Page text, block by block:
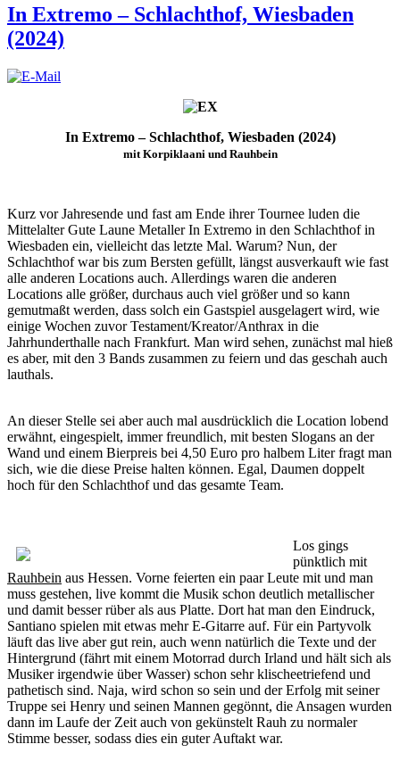
In Extremo – Schlachthof, Wiesbaden
(2024)
In Extremo – Schlachthof, Wiesbaden (2024)
mit Korpiklaani und Rauhbein
Kurz vor Jahresende und fast am Ende ihrer Tournee luden die
Mittelalter Gute Laune Metaller In Extremo in den Schlachthof in
Wiesbaden ein, vielleicht das letzte Mal. Warum? Nun, der
Schlachthof war bis zum Bersten gefüllt, längst ausverkauft wie fast
alle anderen Locations auch. Allerdings waren die anderen
Locations alle größer, durchaus auch viel größer und so kann
gemutmaßt werden, dass solch ein Gastspiel ausgelagert wird, wie
einige Wochen zuvor Testament/Kreator/Anthrax in die
Jahrhunderthalle nach Frankfurt. Man wird sehen, zunächst mal hieß
es aber, mit den 3 Bands zusammen zu feiern und das geschah auch
lauthals.
An dieser Stelle sei aber auch mal ausdrücklich die Location lobend
erwähnt, eingespielt, immer freundlich, mit besten Slogans an der
Wand und einem Bierpreis bei 4,50 Euro pro halbem Liter fragt man
sich, wie die diese Preise halten können. Egal, Daumen doppelt
hoch für den Schlachthof und das gesamte Team.
Los gings
pünktlich mit
Rauhbein aus Hessen. Vorne feierten ein paar Leute mit und man
muss gestehen, live kommt die Musik schon deutlich metallischer
und damit besser rüber als aus Platte. Dort hat man den Eindruck,
Santiano spielen mit etwas mehr E-Gitarre auf. Für ein Partyvolk
läuft das live aber gut rein, auch wenn natürlich die Texte und der
Hintergrund (fährt mit einem Motorrad durch Irland und hält sich als
Musiker irgendwie über Wasser) schon sehr klischeetriefend und
pathetisch sind. Naja, wird schon so sein und der Erfolg mit seiner
Truppe sei Henry und seinen Mannen gegönnt, die Ansagen wurden
dann im Laufe der Zeit auch von gekünstelt Rauh zu normaler
Stimme besser, sodass dies ein guter Auftakt war.